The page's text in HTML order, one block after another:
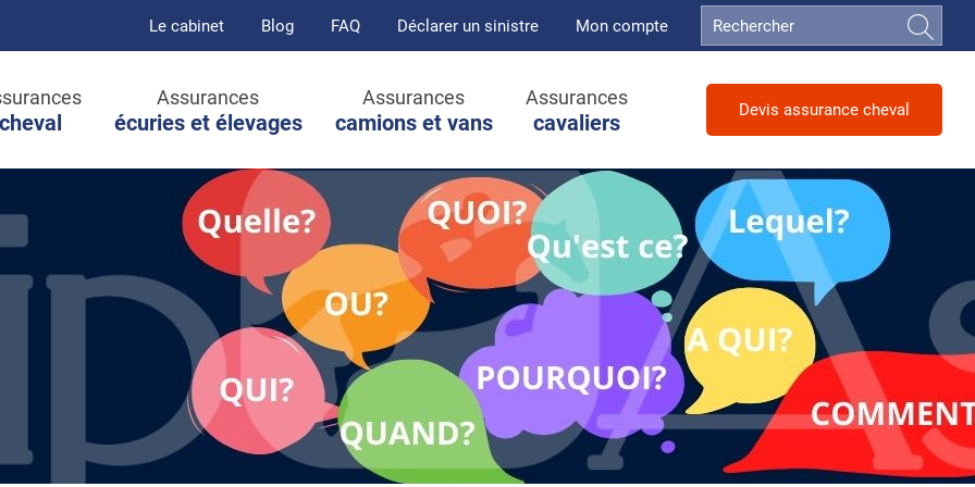
Le cabinet Blog FAQ Déclarer un sinistre Mon compte
Assurances
écuries et élevages
Assurances
camions et vans
Assurances
cavaliers Devis assurance cheval